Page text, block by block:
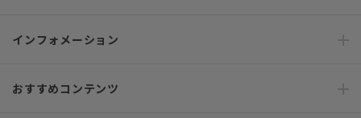
インフォメーション
おすすめコンテンツ